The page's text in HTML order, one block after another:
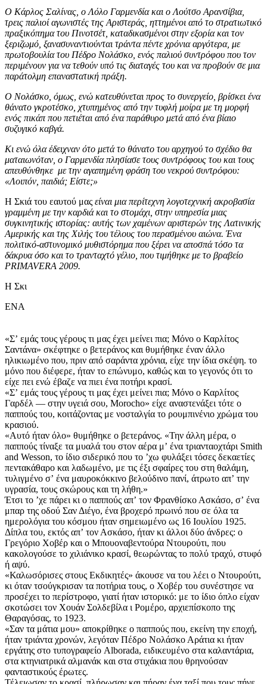
Ο Κάρλος Σαλίνας, ο Λόλο Γαρμενδία και ο Λούτσο Αρανσίβια,
τρεις παλιοί αγωνιστές της Αριστεράς, ηττημένοι από το στρατιωτικό
πραξικόπημα του Πινοτσέτ, καταδικασμένοι στην εξορία και τον
ξεριζωμό, ξανασυναντιούνται τράντα πέντε χρόνια αργότερα, με
πρωτοβουλία του Πέδρο Νολάσκο, ενός παλιού συντρόφου που τον
περιμένουν για να τεθούν υπό τις διαταγές του και να προβούν σε μια
παράτολμη επαναστατική πράξη.
Ο Νολάσκο, όμως, ενώ κατευθύνεται προς το συνεργείο, βρίσκει ένα
θάνατο γκροτέσκο, χτυπημένος από την τυφλή μοίρα με τη μορφή
ενός πικάπ που πετιέται από ένα παράθυρο μετά από ένα βίαιο
συζυγικό καβγά.
Κι ενώ όλα έδειχναν ότο μετά το θάνατο του αρχηγού το σχέδιο θα
ματαιωνόταν, o Γαρμενδία πλησίασε τους συντρόφους του και τους
απευθύνθηκε με την αγαπημένη φράση του νεκρού συντρόφου:
«Λοιπόν, παιδιά; Είστε;»
Η Σκιά του εαυτού μας είναι μια περίτεχνη λογοτεχνική ακροβασία
γραμμένη με την καρδιά και το στομάχι, στην υπηρεσία μιας
συγκινητικής ιστορίας: αυτής των χαμένων αριστερών της Λατινικής
Αμερικής και της Χιλής του τέλους του περασμένου αιώνα. Ένα
πολιτικό-αστυνομικό μυθιστόρημα που ξέρει να αποσπά τόσο τα
δάκρυα όσο και το τρανταχτό γέλιο, που τιμήθηκε με το βραβείο
PRIMAVERA 2009.
Η Σκι
ΕΝΑ
«Σʼ εμάς τους γέρους τι μας έχει μείνει πια; Μόνο ο Καρλίτος
Σαντάνα» σκέφτηκε ο βετεράνος και θυμήθηκε έναν άλλο
ηλικιωμένο που, πριν από σαράντα χρόνια, είχε την ίδια σκέψη. το
μόνο που διέφερε, ήταν το επώνυμο, καθώς και το γεγονός ότι το
είχε πει ενώ έβαζε να πιει ένα ποτήρι κρασί.
«Σʼ εμάς τους γέρους τι μας έχει μείνει πια; Μόνο ο Καρλίτος
Γαρδέλ — στην υγειά σου, Morocho» είχε αναστενάξει τότε ο
παππούς του, κοιτάζοντας με νοσταλγία το ρουμπινένιο χρώμα του
κρασιού.
«Αυτό ήταν όλο» θυμήθηκε ο βετεράνος. «Την άλλη μέρα, ο
παππούς τίναξε τα μυαλά του στον αέρα μʼ ένα τριανταοχτάρι Smith
and Wesson, το ίδιο σιδερικό που το ʼχω φυλάξει τόσες δεκαετίες
πεντακάθαρο και λαδωμένο, με τις έξι σφαίρες του στη θαλάμη,
τυλιγμένο σʼ ένα μαυροκόκκινο βελούδινο πανί, άτρωτο απʼ την
υγρασία, τους σκώρους και τη λήθη.»
Έτσι το ʼχε πάρει κι ο παππούς απʼ τον Φρανθίσκο Ασκάσο, σʼ ένα
μπαρ της οδού Σαν Διέγο, ένα βροχερό πρωινό που σε όλα τα
ημερολόγια του κόσμου ήταν σημειωμένο ως 16 Ιουλίου 1925.
Δίπλα του, εκτός απʼ τον Ασκάσο, ήταν κι άλλοι δύο άνδρες: ο
Γρεγόριο Χοβέρ και ο Μπουοναβεντούρα Ντουρούτι, που
κακολογούσε το χιλιάνικο κρασί, θεωρώντας το πολύ τραχύ, στυφό
ή αψύ.
«Καλωσόρισες στους Εκδικητές» άκουσε να του λέει ο Ντουρούτι,
κι όταν τσούγκρισαν τα ποτήρια τους, ο Χοβέρ του συνέστησε να
προσέχει το περίστροφο, γιατί ήταν ιστορικό: με το ίδιο όπλο είχαν
σκοτώσει τον Χουάν Σολδεβίλα ι Ρομέρο, αρχιεπίσκοπο της
Θαραγόσας, το 1923.
«Σαν τα μάτια μου» αποκρίθηκε ο παππούς που, εκείνη την εποχή,
ήταν τριάντα χρονών, λεγόταν Πέδρο Νολάσκο Αράτια κι ήταν
εργάτης στο τυπογραφείο Alborada, ειδικευμένο στα καλαντάρια,
στα κτηνιατρικά αλμανάκ και στα στιχάκια που θρηνούσαν
φανταστικούς έρωτες.